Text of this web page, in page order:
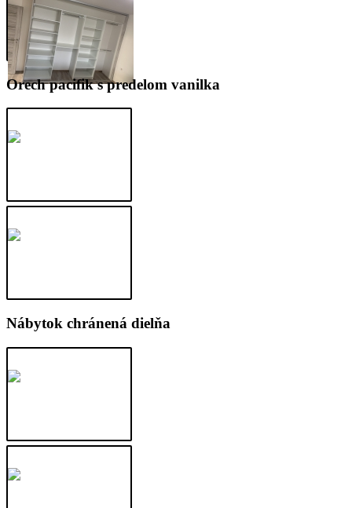
Orech pacifik s predelom vanilka
Nábytok chránená dielňa